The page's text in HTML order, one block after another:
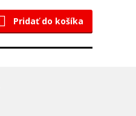
Pridať do košíka